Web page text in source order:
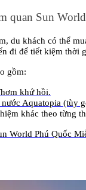
quan Sun
du khách có thể
đi để tiết kiệm thời
gồm:
khứ hồi.
Aquatopia (tùy
khác theo từng
World Phú Quốc